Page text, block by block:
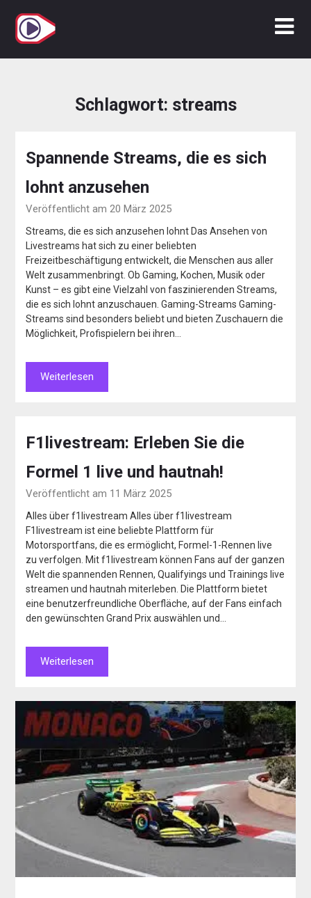
Inhalt
springen
Schlagwort: streams
Spannende Streams, die es sich
lohnt anzusehen
Veröffentlicht am 20 März 2025
Streams, die es sich anzusehen lohnt Das Ansehen von
Livestreams hat sich zu einer beliebten
Freizeitbeschäftigung entwickelt, die Menschen aus aller
Welt zusammenbringt. Ob Gaming, Kochen, Musik oder
Kunst – es gibt eine Vielzahl von faszinierenden Streams,
die es sich lohnt anzuschauen. Gaming-Streams Gaming-
Streams sind besonders beliebt und bieten Zuschauern die
Möglichkeit, Profispielern bei ihren…
Weiterlesen
F1livestream: Erleben Sie die
Formel 1 live und hautnah!
Veröffentlicht am 11 März 2025
Alles über f1livestream Alles über f1livestream
F1livestream ist eine beliebte Plattform für
Motorsportfans, die es ermöglicht, Formel-1-Rennen live
zu verfolgen. Mit f1livestream können Fans auf der ganzen
Welt die spannenden Rennen, Qualifyings und Trainings live
streamen und hautnah miterleben. Die Plattform bietet
eine benutzerfreundliche Oberfläche, auf der Fans einfach
den gewünschten Grand Prix auswählen und…
Weiterlesen